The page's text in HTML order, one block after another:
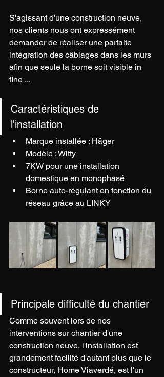
S'agissant d'une construction neuve,
nos clients nous ont expressément
demander de réaliser une parfaite
intégration des câblages dans les murs
afin que seule la borne soit visible in
fine ...
Caractéristiques de
l'installation
Marque installée : Häger
Modèle : Witty
7KW pour une installation
domestique en monophasé
Borne auto-régulant en fonction du
réseau grâce au LINKY
Principale difficulté du chantier
Comme souvent lors de nos
interventions sur chantier d'une
construction neuve, l'installation est
grandement facilité d'autant plus que le
constructeur, Home Viaverdé, est l'un